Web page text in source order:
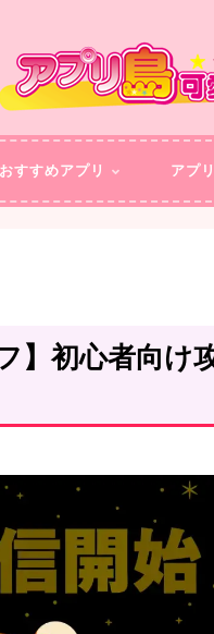
おすすめアプリ アプ
】初心者向け